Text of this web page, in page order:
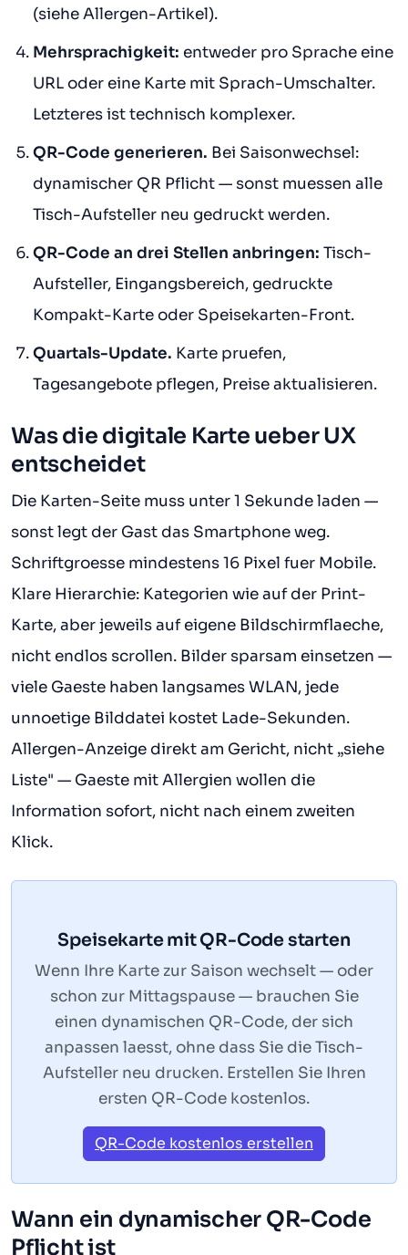
(siehe Allergen-Artikel).
Mehrsprachigkeit: entweder pro Sprache eine
URL oder eine Karte mit Sprach-Umschalter.
Letzteres ist technisch komplexer.
QR-Code generieren. Bei Saisonwechsel:
dynamischer QR Pflicht — sonst muessen alle
Tisch-Aufsteller neu gedruckt werden.
QR-Code an drei Stellen anbringen: Tisch-
Aufsteller, Eingangsbereich, gedruckte
Kompakt-Karte oder Speisekarten-Front.
Quartals-Update. Karte pruefen,
Tagesangebote pflegen, Preise aktualisieren.
Was die digitale Karte ueber UX
entscheidet
Die Karten-Seite muss unter 1 Sekunde laden —
sonst legt der Gast das Smartphone weg.
Schriftgroesse mindestens 16 Pixel fuer Mobile.
Klare Hierarchie: Kategorien wie auf der Print-
Karte, aber jeweils auf eigene Bildschirmflaeche,
nicht endlos scrollen. Bilder sparsam einsetzen —
viele Gaeste haben langsames WLAN, jede
unnoetige Bilddatei kostet Lade-Sekunden.
Allergen-Anzeige direkt am Gericht, nicht „siehe
Liste" — Gaeste mit Allergien wollen die
Information sofort, nicht nach einem zweiten
Klick.
Speisekarte mit QR-Code starten
Wenn Ihre Karte zur Saison wechselt — oder
schon zur Mittagspause — brauchen Sie
einen dynamischen QR-Code, der sich
anpassen laesst, ohne dass Sie die Tisch-
Aufsteller neu drucken. Erstellen Sie Ihren
ersten QR-Code kostenlos.
QR-Code kostenlos erstellen
Wann ein dynamischer QR-Code
Pflicht ist